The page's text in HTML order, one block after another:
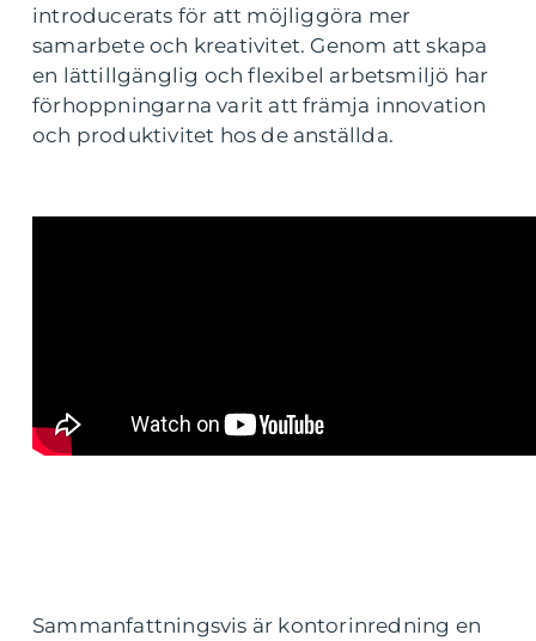
introducerats för att möjliggöra mer
samarbete och kreativitet. Genom att skapa
en lättillgänglig och flexibel arbetsmiljö har
förhoppningarna varit att främja innovation
och produktivitet hos de anställda.
Sammanfattningsvis är kontorinredning en